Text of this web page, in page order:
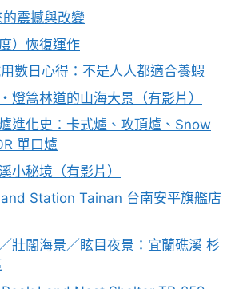
震撼與改變
）恢復運作
數日心得：不是人人都適合養蝦
燈篙林道的山海大景（有影片）
進化史：卡式爐、攻頂爐、Snow
單口爐
小秘境（有影片）
Station Tainan 台南安平旗艦店
壯闊海景／眩目夜景：宜蘭礁溪 杉